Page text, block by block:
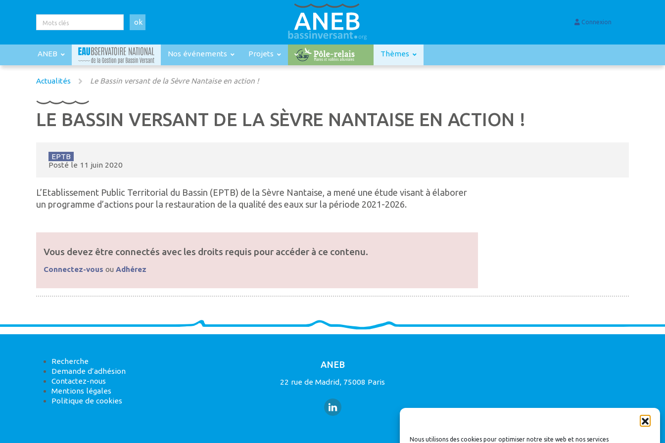
Nous utilisons des cookies pour optimiser notre site web et nos services
ok Connexion
ANEB Nos événements Projets Thèmes
Actualités Le Bassin versant de la Sèvre Nantaise en action !
LE BASSIN VERSANT DE LA SÈVRE NANTAISE EN ACTION !
EPTB
Posté le 11 juin 2020
L’Etablissement Public Territorial du Bassin (EPTB) de la Sèvre Nantaise, a mené une étude visant à élaborer
un programme d’actions pour la restauration de la qualité des eaux sur la période 2021-2026.
Vous devez être connectés avec les droits requis pour accéder à ce contenu.
Connectez-vous ouAdhérez
Recherche
Demande d’adhésion
Contactez-nous
Mentions légales
Politique de cookies
ANEB
22 rue de Madrid, 75008 Paris